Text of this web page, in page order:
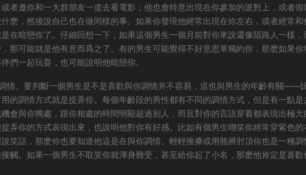
者邀你和一大群朋友一道去看電影；他也會特意出現在你參加的派對上，或者假
麽，然後說自己也在做同樣的事。如果你發現他經常出現在你左右，或者經常和
在暗戀你了。仔細回想一下，如果這個男生一個月前對你來說還像陌路人一樣，
那可能就是他有意而爲之了。有的男生可能覺得不好意思單獨約你，那麽如果你
們一起玩耍，也可能說明他暗戀你。
情。要判斷一個男生是不是喜歡與你調情并不容易，這也與男生的年齡有關——
的調情方式就是捉弄你。每個年齡段的男性都有不同的調情方式，但是有一點是
會與你獨處，跟你相處的時間明顯超過别人，而且對你的言語穿着都表現出極大
弄你的方式表現出來，也說明他對你有好感。比如有個男生嘲笑你經常穿紫色的
笑話，那麽你也要知道他這是在與你調情。輕輕推搡或用胳膊肘頂你也是一種調
觸。如果一個男生不取笑你就渾身難受，甚至給你起了小名，那麽他肯定是喜歡